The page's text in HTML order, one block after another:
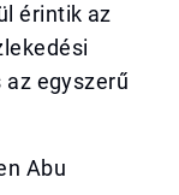
érintik az
egyszerű
Abu